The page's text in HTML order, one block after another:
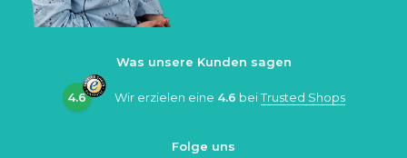
Was unsere Kunden sagen
4.6 Wir erzielen eine 4.6 beiTrusted Shops
Folge uns